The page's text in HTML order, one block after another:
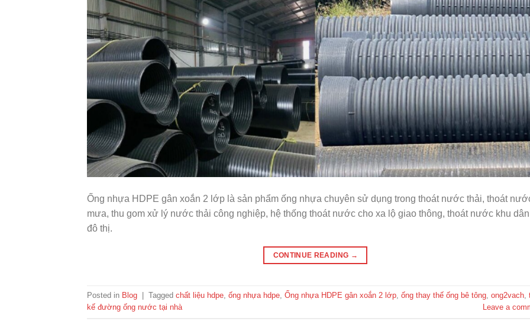
Ống nhựa HDPE gân xoắn 2 lớp là sản phẩm ống nhựa chuyên sử dụng trong thoát nước thải, thoát
mưa, thu gom xử lý nước thải công nghiệp, hệ thống thoát nước cho xa lộ giao thông, thoát nước khu
đô thị.
CONTINUE READING →
Posted in Blog Tagged chất liệu hdpe, ống nhựa hdpe, Ống nhựa HDPE gân xoắn 2 lớp, ống thay thế ống bê tông, ong2vach,
kế đường ống nước tại nhà
Leave a